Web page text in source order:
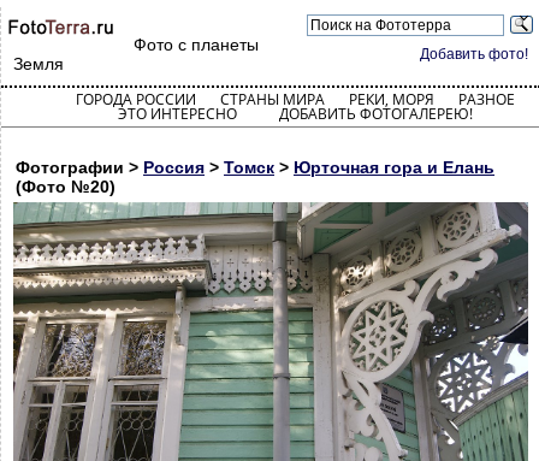
Добавить фото!
Фото с планеты
Земля
ГОРОДА РОССИИ СТРАНЫ МИРА РЕКИ, МОРЯ РАЗНОЕ
ЭТО ИНТЕРЕСНО ДОБАВИТЬ ФОТОГАЛЕРЕЮ!
Фотографии > Россия > Томск > Юрточная гора и Елань
(Фото №20)